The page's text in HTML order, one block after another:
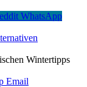
WhatsApp
Wintertipps
Email